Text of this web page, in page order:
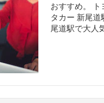
おすすめ。 ト
タカー 新尾
尾道駅で大人